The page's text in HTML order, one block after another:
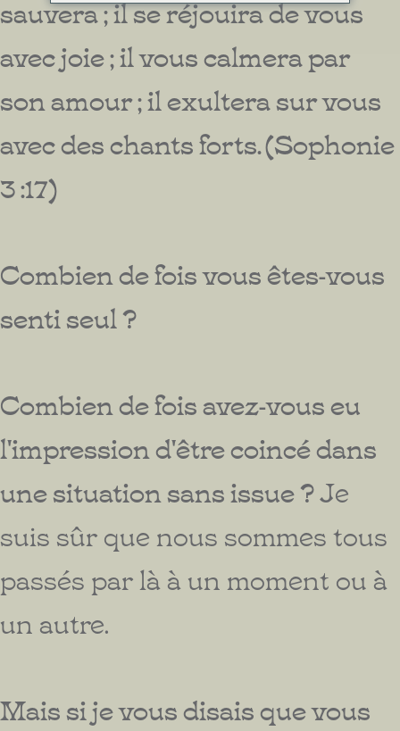
sauvera ; il se réjouira de vous
avec joie ; il vous calmera par
son amour ; il exultera sur vous
avec des chants forts. (Sophonie
3 :17)
Combien de fois vous êtes-vous
senti seul ?
Combien de fois avez-vous eu
l'impression d'être coincé dans
une situation sans issue ?Je
suis sûr que nous sommes tous
passés par là à un moment ou à
un autre.
Mais si je vous disais que vous